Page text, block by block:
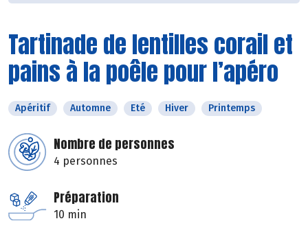
Tartinade de lentilles corail et
pains à la poêle pour l’apéro
Apéritif Automne Eté Hiver Printemps
Nombre de personnes
4 personnes
Préparation
10 min